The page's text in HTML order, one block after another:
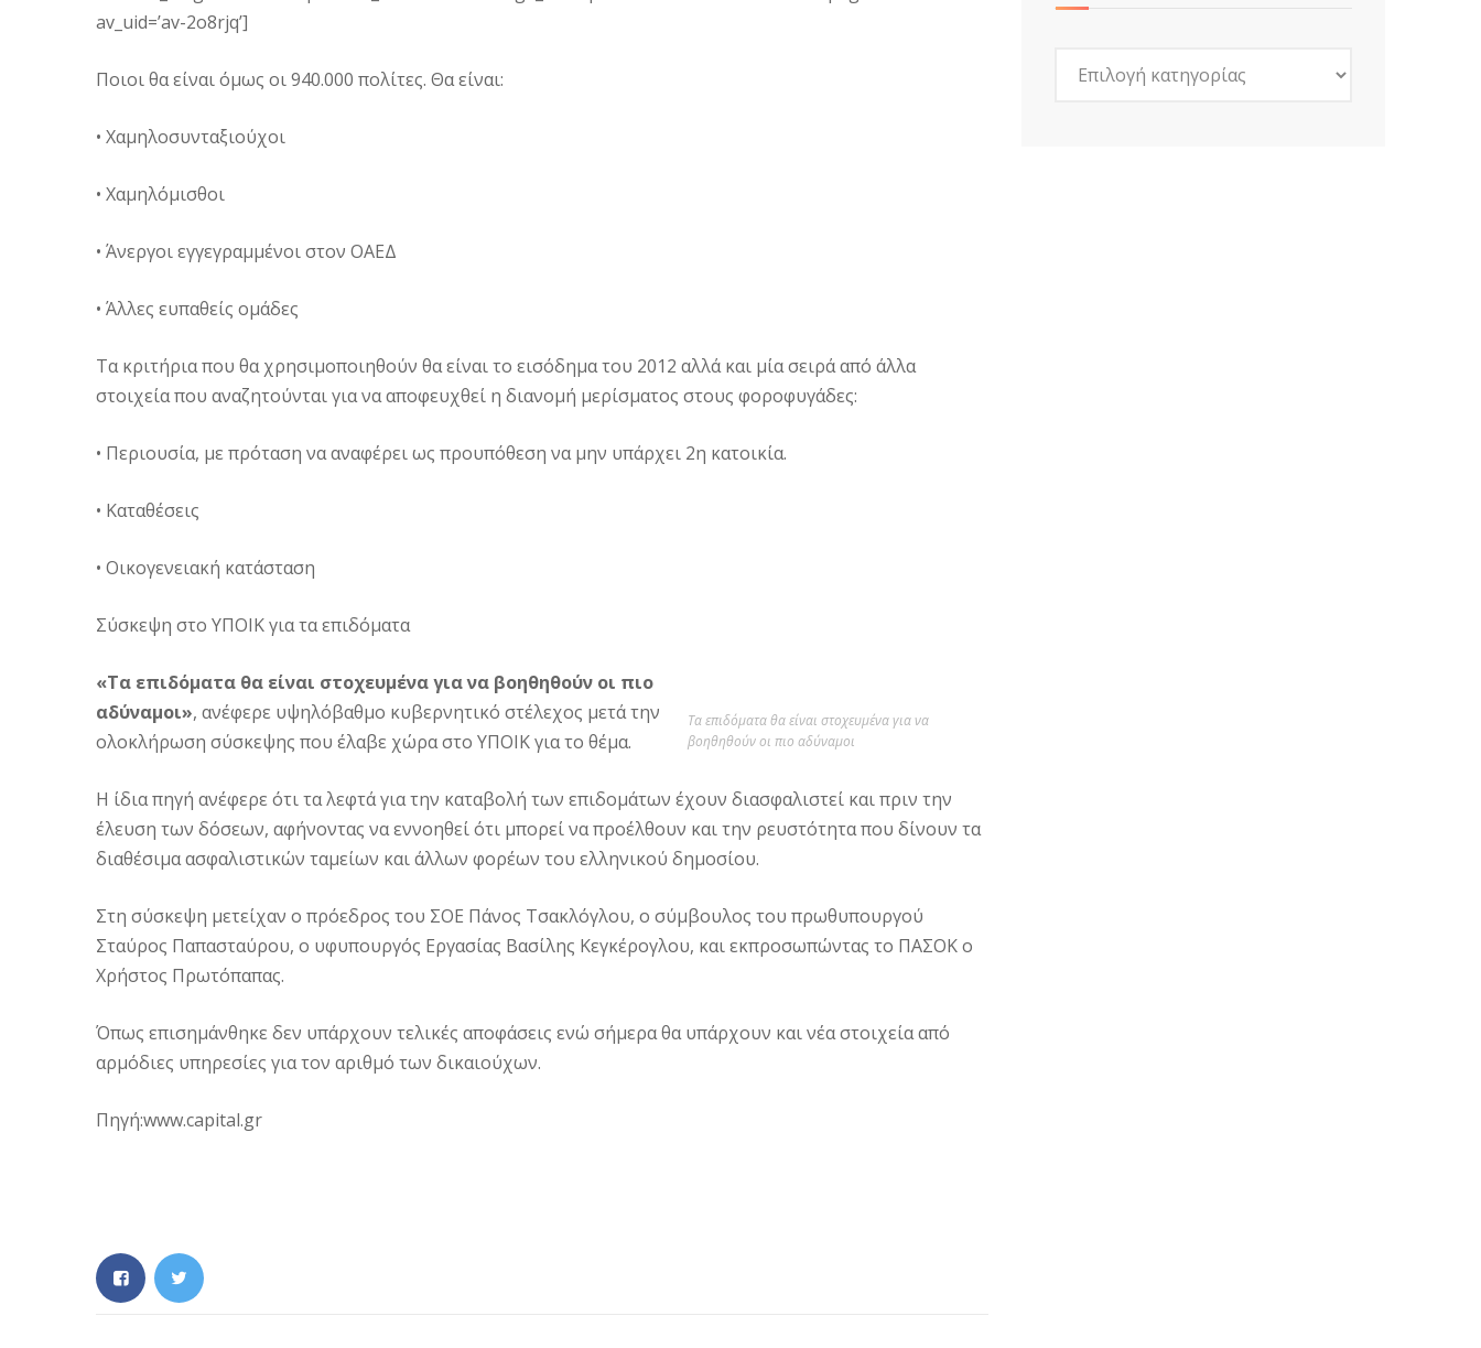
av_uid=’av-2o8rjq’]
Ποιοι θα είναι όμως οι 940.000 πολίτες. Θα είναι:
• Χαμηλοσυνταξιούχοι
• Χαμηλόμισθοι
• Άνεργοι εγγεγραμμένοι στον ΟΑΕΔ
• Άλλες ευπαθείς ομάδες
Τα κριτήρια που θα χρησιμοποιηθούν θα είναι το εισόδημα του 2012 αλλά και μία σειρά από άλλα
στοιχεία που αναζητούνται για να αποφευχθεί η διανομή μερίσματος στους φοροφυγάδες:
• Περιουσία, με πρόταση να αναφέρει ως προυπόθεση να μην υπάρχει 2η κατοικία.
• Καταθέσεις
• Οικογενειακή κατάσταση
Σύσκεψη στο ΥΠΟΙΚ για τα επιδόματα
Τα επιδόματα θα είναι στοχευμένα για να
βοηθηθούν οι πιο αδύναμοι
«Τα επιδόματα θα είναι στοχευμένα για να βοηθηθούν οι πιο
αδύναμοι», ανέφερε υψηλόβαθμο κυβερνητικό στέλεχος μετά την
ολοκλήρωση σύσκεψης που έλαβε χώρα στο ΥΠΟΙΚ για το θέμα.
Η ίδια πηγή ανέφερε ότι τα λεφτά για την καταβολή των επιδομάτων έχουν διασφαλιστεί και πριν την
έλευση των δόσεων, αφήνοντας να εννοηθεί ότι μπορεί να προέλθουν και την ρευστότητα που δίνουν τα
διαθέσιμα ασφαλιστικών ταμείων και άλλων φορέων του ελληνικού δημοσίου.
Στη σύσκεψη μετείχαν ο πρόεδρος του ΣΟΕ Πάνος Τσακλόγλου, ο σύμβουλος του πρωθυπουργού
Σταύρος Παπασταύρου, ο υφυπουργός Εργασίας Βασίλης Κεγκέρογλου, και εκπροσωπώντας το ΠΑΣΟΚ ο
Χρήστος Πρωτόπαπας.
Όπως επισημάνθηκε δεν υπάρχουν τελικές αποφάσεις ενώ σήμερα θα υπάρχουν και νέα στοιχεία από
αρμόδιες υπηρεσίες για τον αριθμό των δικαιούχων.
Πηγή:www.capital.gr